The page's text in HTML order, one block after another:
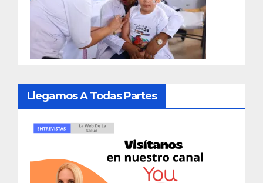
Llegamos A Todas Partes